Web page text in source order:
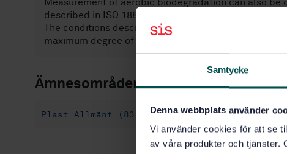
Samtycke
Denna webbplats använder
Vi använder cookies för att se
av våra produkter och tjänster.
Measurement of aerobic biodegradation can also
described in ISO 18830.
The conditions described in ISO 19679:2016 may
maximum degree of biodegradation to occur.
Ämnesområden
Plast Allmänt (83.080.01)